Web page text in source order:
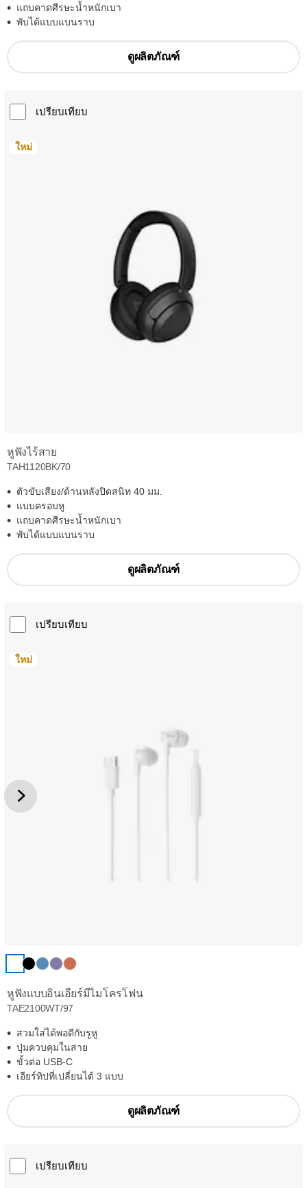
แถบคาดศีรษะน้ำหนักเบา
พับได้แบบแบนราบ
ดูผลิตภัณฑ์
เปรียบเทียบ
ใหม่
หูฟังไร้สาย
TAH1120BK/70
ตัวขับเสียง/ด้านหลังปิดสนิท 40 มม.
แบบครอบหู
แถบคาดศีรษะน้ำหนักเบา
พับได้แบบแบนราบ
ดูผลิตภัณฑ์
เปรียบเทียบ
ใหม่
หูฟังแบบอินเอียร์มีไมโครโฟน
TAE2100WT/97
สวมใส่ได้พอดีกับรูหู
ปุ่มควบคุมในสาย
ขั้วต่อ USB-C
เอียร์ทิปที่เปลี่ยนได้ 3 แบบ
ดูผลิตภัณฑ์
เปรียบเทียบ